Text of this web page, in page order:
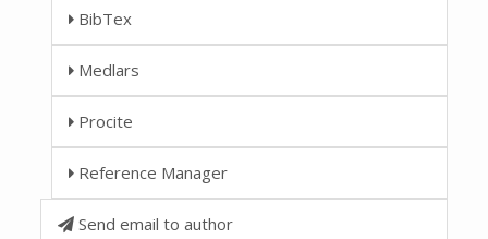
BibTex
Medlars
Procite
Reference Manager
Send email to author